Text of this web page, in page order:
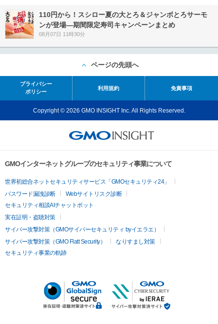
110円から！スシロー夏の大とろ＆ジャンボとろサーモ
ンが登場―期間限定寿司キャンペーンまとめ
08月07日 11時30分
ページの先頭へ
プライバシー
ポリシー
利用規約 免責事項
Copyright © 2026 GMO INSIGHT Inc. All Rights Reserved.
GMOインターネットグループのセキュリティ事業について
世界初総合ネットセキュリティサービス「GMOセキュリティ24」
パスワード漏洩診断
Webサイトリスク診断
セキュリティ相談AIチャットボット
実在証明・盗聴対策
サイバー攻撃対策（GMOサイバーセキュリティ byイエラエ）
サイバー攻撃対策（GMO Flatt Security）
なりすまし対策
セキュリティ事業の軌跡